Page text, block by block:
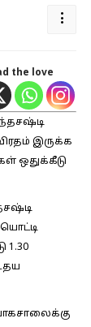
the love
இருக்க
ஒதுக்கீடு
1.30